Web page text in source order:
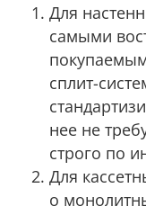
Для
самыми
сплит-
нее не
строго по
Для
о